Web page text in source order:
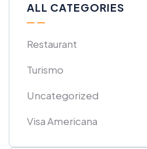
ALL CATEGORIES
Restaurant
Turismo
Uncategorized
Visa Americana